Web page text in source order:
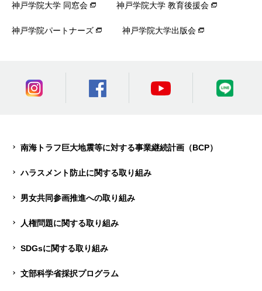
神戸学院大学 同窓会 神戸学院大学 教育後援会
神戸学院パートナーズ 神戸学院大学出版会
南海トラフ巨大地震等に対する事業継続計画（BCP）
ハラスメント防止に関する取り組み
男女共同参画推進への取り組み
人権問題に関する取り組み
SDGsに関する取り組み
文部科学省採択プログラム